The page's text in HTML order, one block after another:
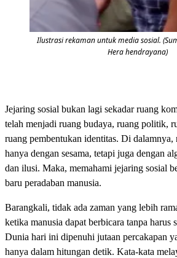
Ilustrasi rekaman untuk media sosial.
Hera hendrayana)
Jejaring sosial bukan lagi sekadar ruang
telah menjadi ruang budaya, ruang politik,
ruang pembentukan identitas. Di dalamnya,
hanya dengan sesama, tetapi juga dengan
dan ilusi. Maka, memahami jejaring sosial
baru peradaban manusia.
Barangkali, tidak ada zaman yang lebih
ketika manusia dapat berbicara tanpa harus
Dunia hari ini dipenuhi jutaan percakapan
hanya dalam hitungan detik. Kata-kata